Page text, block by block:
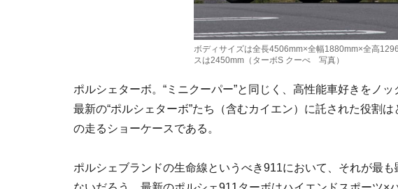
ボディサイズは全長4506mm×全幅1880mm×全高
スは2450mm（ターボS クーぺ 写真）
ポルシェターボ。“ミニクーパー”と同じく、高性能車好きをノッ
最新の“ポルシェターボ”たち（含むカイエン）に託された役割
の走るショーケースである。
ポルシェブランドの生命線というべき911において、それが最